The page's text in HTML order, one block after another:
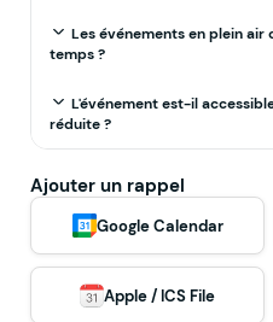
Les événements en plein air
temps ?
L'événement est-il
réduite ?
Ajouter un rappel
Google Calendar
Apple / ICS File